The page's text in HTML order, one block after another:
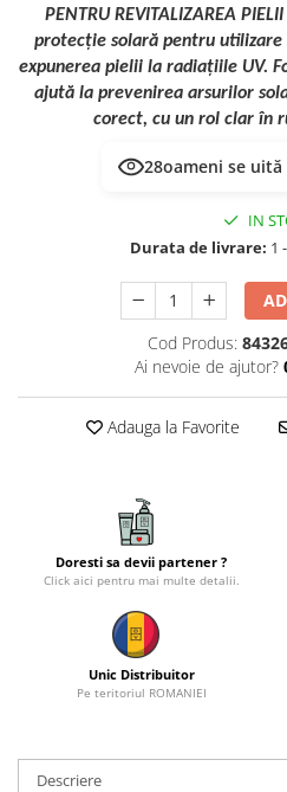
PENTRU REVITALIZAREA
protecție solară pentru utilizare
expunerea pielii la radiațiile UV.
ajută la prevenirea arsurilor
corect, cu un rol clar în
28oameni se
IN
Durata de livrare: 1
Cod Produs:
Ai nevoie de ajutor?
Adauga la Favorite
Doresti sa devii partener ?
Click aici pentru mai multe detalii.
Unic Distribuitor
Pe teritoriul ROMANIEI
Descriere